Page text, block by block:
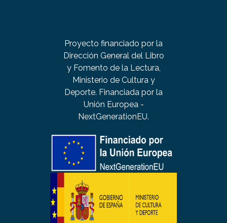
Proyecto financiado por la
Dirección General del Libro
y Fomento de la Lectura,
Ministerio de Cultura y
Deporte. Financiada por la
Unión Europea -
NextGenerationEU.